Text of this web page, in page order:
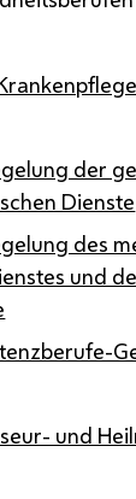
der
Dienste
des
und
und